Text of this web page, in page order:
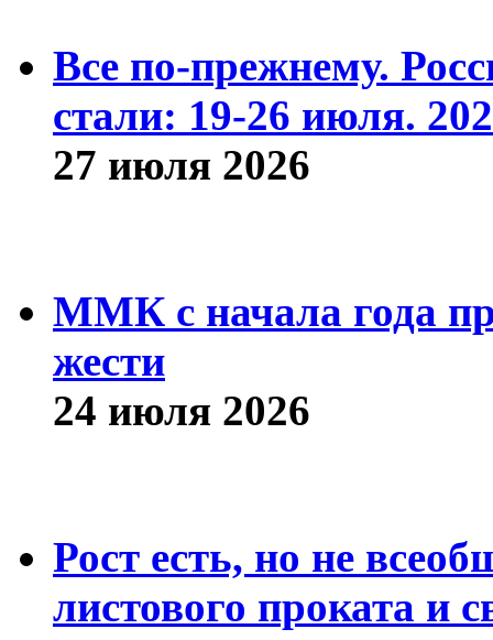
Все по-прежнему.
стали: 19-26 июля.
27 июля 2026
ММК с начала года
жести
24 июля 2026
Рост есть, но не
листового проката и